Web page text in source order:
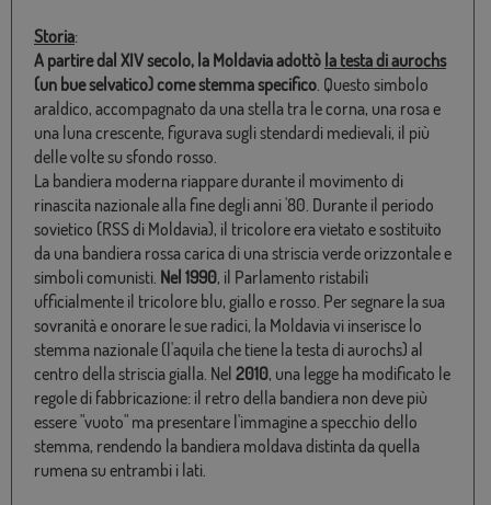
Storia:
A partire dal XIV secolo, la Moldavia adottò la testa di aurochs
(un bue selvatico) come stemma specifico . Questo simbolo
araldico, accompagnato da una stella tra le corna, una rosa e
una luna crescente, figurava sugli stendardi medievali, il più
delle volte su sfondo rosso.
La bandiera moderna riappare durante il movimento di
rinascita nazionale alla fine degli anni '80. Durante il periodo
sovietico (RSS di Moldavia), il tricolore era vietato e sostituito
da una bandiera rossa carica di una striscia verde orizzontale e
simboli comunisti. Nel 1990, il Parlamento ristabilì
ufficialmente il tricolore blu, giallo e rosso. Per segnare la sua
sovranità e onorare le sue radici, la Moldavia vi inserisce lo
stemma nazionale (l'aquila che tiene la testa di aurochs) al
centro della striscia gialla. Nel 2010, una legge ha modificato le
regole di fabbricazione: il retro della bandiera non deve più
essere "vuoto" ma presentare l'immagine a specchio dello
stemma, rendendo la bandiera moldava distinta da quella
rumena su entrambi i lati.